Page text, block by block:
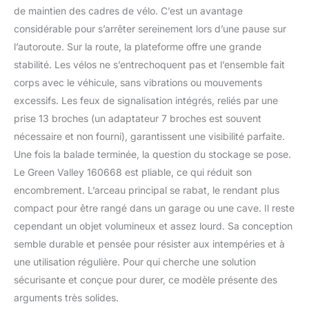
de maintien des cadres de vélo. C’est un avantage
considérable pour s’arrêter sereinement lors d’une pause sur
l’autoroute. Sur la route, la plateforme offre une grande
stabilité. Les vélos ne s’entrechoquent pas et l’ensemble fait
corps avec le véhicule, sans vibrations ou mouvements
excessifs. Les feux de signalisation intégrés, reliés par une
prise 13 broches (un adaptateur 7 broches est souvent
nécessaire et non fourni), garantissent une visibilité parfaite.
Une fois la balade terminée, la question du stockage se pose.
Le Green Valley 160668 est pliable, ce qui réduit son
encombrement. L’arceau principal se rabat, le rendant plus
compact pour être rangé dans un garage ou une cave. Il reste
cependant un objet volumineux et assez lourd. Sa conception
semble durable et pensée pour résister aux intempéries et à
une utilisation régulière. Pour qui cherche une solution
sécurisante et conçue pour durer, ce modèle présente des
arguments très solides.